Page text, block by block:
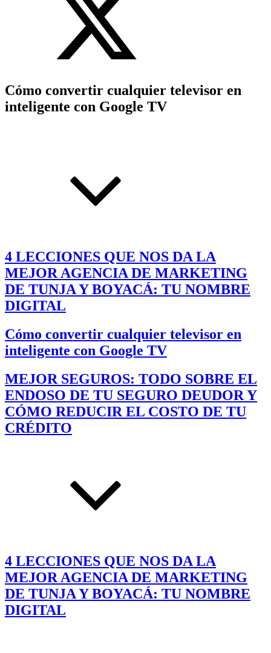
Cómo convertir cualquier televisor en
inteligente con Google TV
4 LECCIONES QUE NOS DA LA
MEJOR AGENCIA DE MARKETING
DE TUNJA Y BOYACÁ: TU NOMBRE
DIGITAL
Cómo convertir cualquier televisor en
inteligente con Google TV
MEJOR SEGUROS: TODO SOBRE EL
ENDOSO DE TU SEGURO DEUDOR Y
CÓMO REDUCIR EL COSTO DE TU
CRÉDITO
4 LECCIONES QUE NOS DA LA
MEJOR AGENCIA DE MARKETING
DE TUNJA Y BOYACÁ: TU NOMBRE
DIGITAL